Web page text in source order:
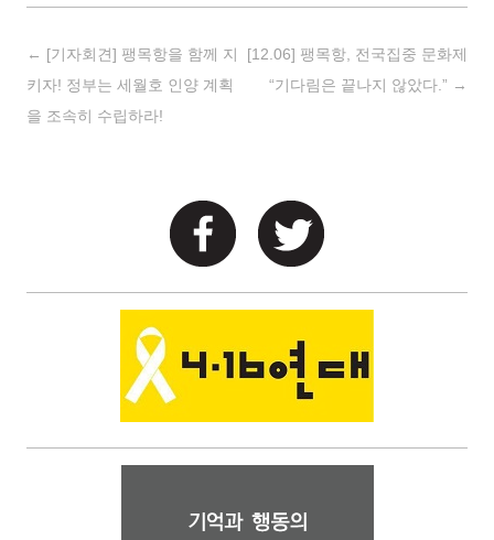
Post navigation
← [기자회견] 팽목항을 함께 지
키자! 정부는 세월호 인양 계획
을 조속히 수립하라!
[12.06] 팽목항, 전국집중 문화제
“기다림은 끝나지 않았다.” →